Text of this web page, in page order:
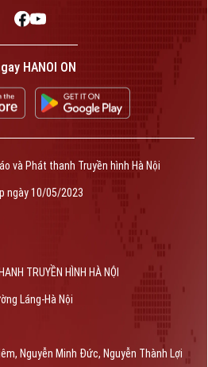
ngày 10/05/2023
Láng-Hà Nội
Nguyễn Minh Đức, Nguyễn Thành Lợi
HANOI ON
và Phát thanh Truyền hình Hà Nội
ngày 10/05/2023
TRUYỀN HÌNH HÀ NỘI
Láng-Hà Nội
Nguyễn Minh Đức, Nguyễn Thành Lợi